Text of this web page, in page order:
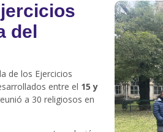
del
de los Ejercicios
entre el 15 y
a 30 religiosos en